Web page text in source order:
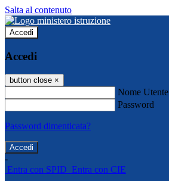
Salta al contenuto
Accedi
Accedi
button close ×
Nome Utente
Password
Password dimenticata?
-
Entra con SPID Entra con CIE